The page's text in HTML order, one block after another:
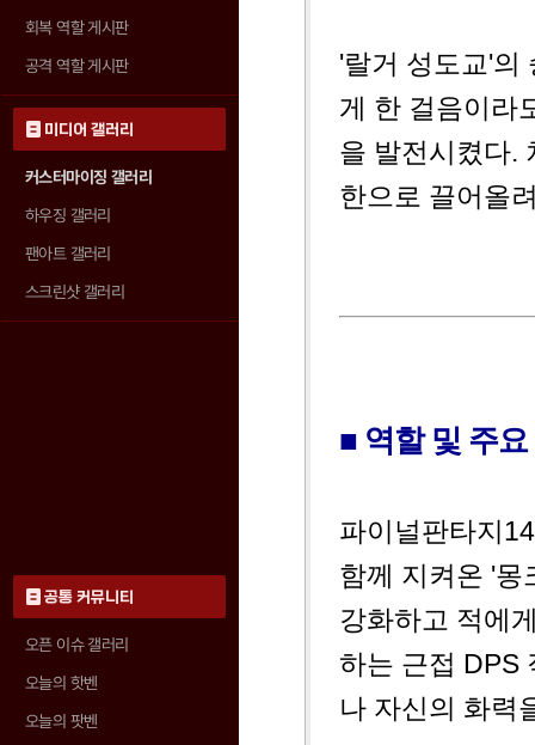
회복 역할 게시판
공격 역할 게시판
미디어 갤러리
커스터마이징 갤러리
하우징 갤러리
팬아트 갤러리
스크린샷 갤러리
공통 커뮤니티
오픈 이슈 갤러리
오늘의 핫벤
오늘의 팟벤
'랄거 성도교'의
게 한 걸음이라
을 발전시켰다.
한으로 끌어올
■ 역할 및 주
파이널판타지
함께 지켜온 '몽
강화하고 적에
하는 근접 DPS
나 자신의 화력